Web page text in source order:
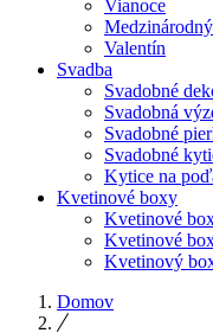
Vianoce
Valentín
Svadba
Svadobné
Svadobná
Svadobné
Svadobné
Kytice na
Kvetinové boxy
Kvetinové
Kvetinové
Kvetinový
Domov